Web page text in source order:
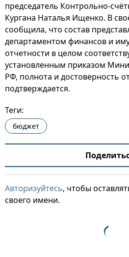
председатель Контрольно-
Кургана Наталья Ищенко. В
сообщила, что состав
департаментом финансов и
отчетности в целом
установленным приказом
РФ, полнота и достоверность
подтверждается.
Теги:
бюджет
Авторизуйтесь, чтобы
своего имени.